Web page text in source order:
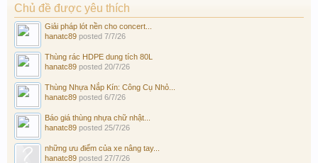
Chủ đề được yêu thích
Giải pháp lót nền cho concert...
hanatc89 posted 7/7/26
Thùng rác HDPE dung tích 80L
hanatc89 posted 20/7/26
Thùng Nhựa Nắp Kín: Công Cụ Nhỏ...
hanatc89 posted 6/7/26
Báo giá thùng nhựa chữ nhật...
hanatc89 posted 25/7/26
những ưu điểm của xe nâng tay...
hanatc89 posted 27/7/26